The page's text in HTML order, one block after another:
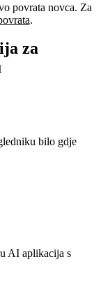
povrata novca. Za
.
za
bilo gdje
AI aplikacija s